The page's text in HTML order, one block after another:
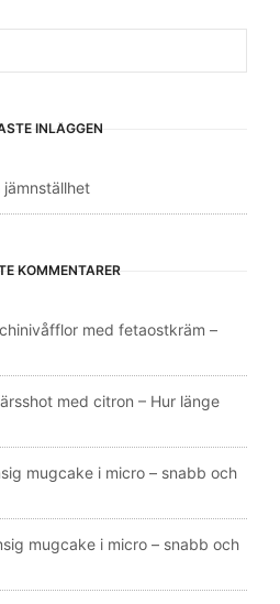
INLÄGGEN
KOMMENTARER
med fetaostkräm –
med citron – Hur länge
mugcake i micro – snabb och
mugcake i micro – snabb och